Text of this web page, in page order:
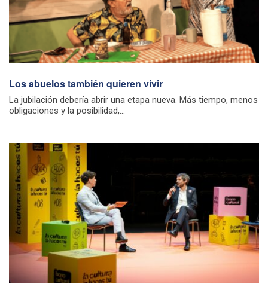
Los abuelos también quieren vivir
La jubilación debería abrir una etapa nueva. Más tiempo, menos
obligaciones y la posibilidad,...